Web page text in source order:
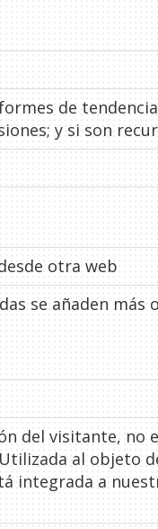
de
y si son
otra web
se añaden más
del visitante, no
al objeto
integrada a